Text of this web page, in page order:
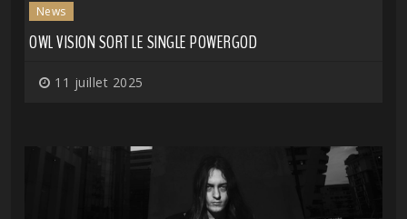
News
OWL VISION SORT LE SINGLE POWERGOD
11 juillet 2025